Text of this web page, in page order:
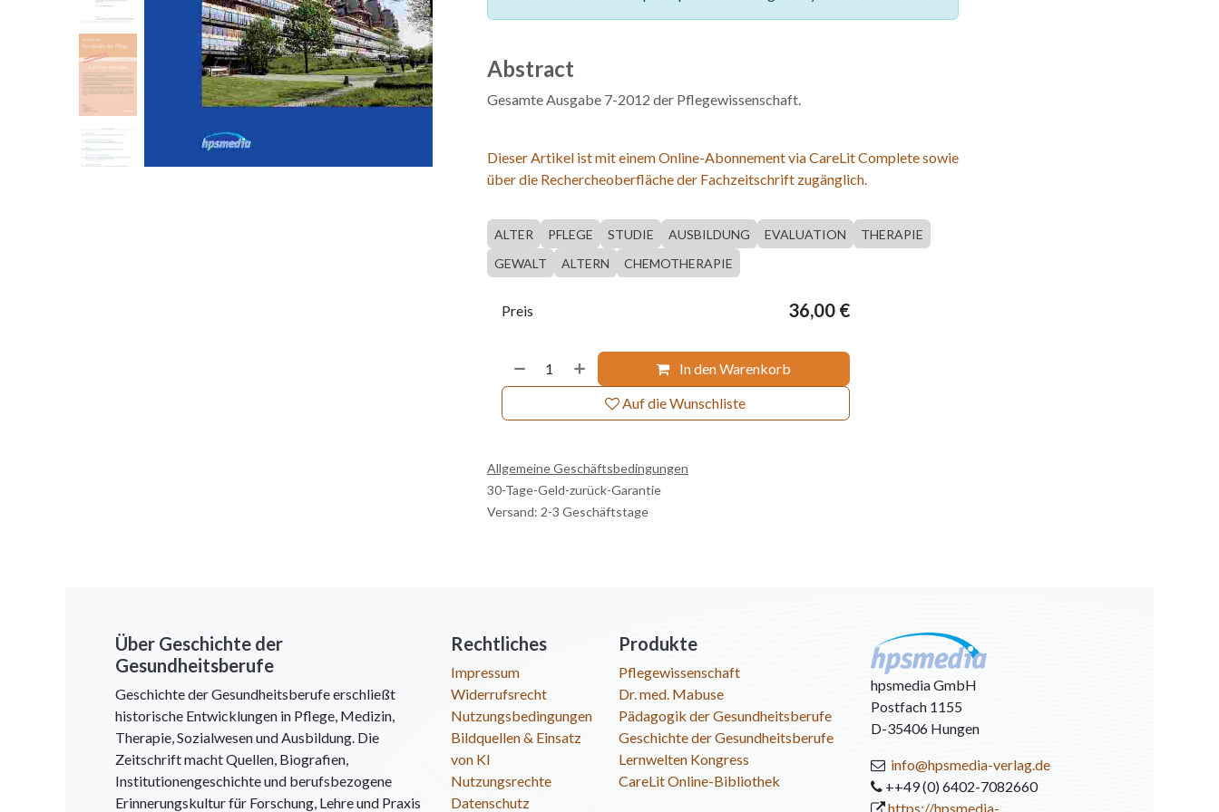
Abstract
Gesamte Ausgabe 7-2012 der Pflegewissenschaft.
Dieser Artikel ist mit einem Online-Abonnement via CareLit Complete sowie
über die Rechercheoberfläche der Fachzeitschrift zugänglich.
ALTER PFLEGE STUDIE AUSBILDUNG EVALUATION
THERAPIE
GEWALT
ALTERN CHEMOTHERAPIE
In den Warenkorb
Auf die Wunschliste
Preis 36,00€
Allgemeine Geschäftsbedingungen
30-Tage-Geld-zurück-Garantie
Versand: 2-3 Geschäftstage
Über Geschichte der
Gesundheitsberufe
Geschichte der Gesundheitsberufe erschließt
historische Entwicklungen in Pflege, Medizin,
Therapie, Sozialwesen und Ausbildung. Die
Zeitschrift macht Quellen, Biografien,
Institutionengeschichte und berufsbezogene
Erinnerungskultur für Forschung, Lehre und Praxis
Rechtliches
Impressum
Widerrufsrecht
Nutzungsbedingungen
Bildquellen & Einsatz
von KI
Nutzungsrechte
Datenschutz
Produkte
Pflegewissenschaft
Dr. med. Mabuse
Pädagogik der Gesundheitsberufe
Geschichte der Gesundheitsberufe
Lernwelten Kongress
CareLit Online-Bibliothek
hpsmedia GmbH
Postfach 1155
D-35406 Hungen
info@hpsmedia-verlag.de
++49 (0) 6402-7082660
https://hpsmedia-